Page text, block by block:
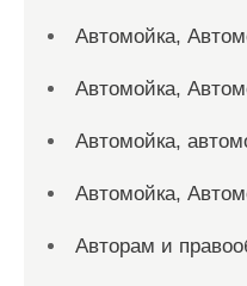
Автомойка,
Автомойка,
Автомойка,
Автомойка,
Авторам и